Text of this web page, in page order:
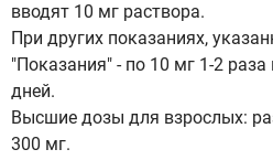
вводят 10 мг раствора.
При других показаниях,
"Показания" - по 10 мг 1-2 раза
дней.
Высшие дозы для взрослых:
300 мг.